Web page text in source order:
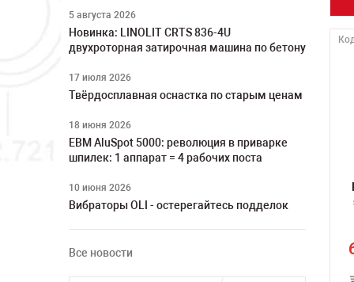
5 августа 2026
Новинка: LINOLIT CRTS 836-4U
двухроторная затирочная машина по бетону
17 июля 2026
Твёрдосплавная оснастка по старым ценам
18 июня 2026
ЕВМ AluSpot 5000: революция в приварке
шпилек: 1 аппарат = 4 рабочих поста
10 июня 2026
Вибраторы OLI - остерегайтесь подделок
Все новости